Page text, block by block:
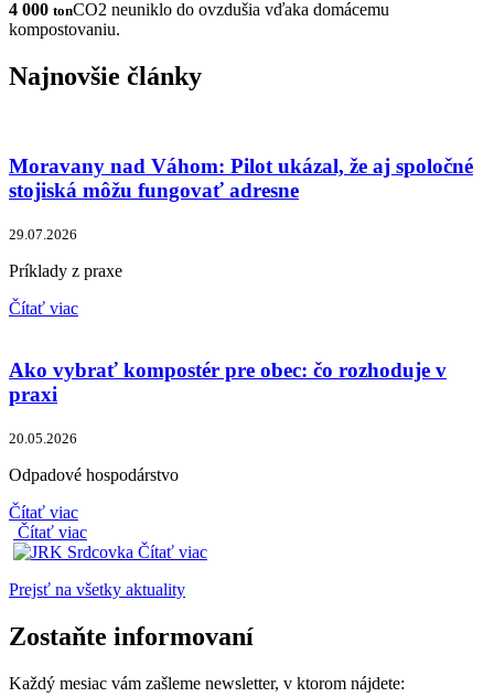
4 000 tonCO2 neuniklo do ovzdušia vďaka domácemu
kompostovaniu.
Najnovšie články
Moravany nad Váhom: Pilot ukázal, že aj spoločné
stojiská môžu fungovať adresne
29.07.2026
Príklady z praxe
Čítať viac
Ako vybrať kompostér pre obec: čo rozhoduje v
praxi
20.05.2026
Odpadové hospodárstvo
Čítať viac
Čítať viac
Čítať viac
Prejsť na všetky aktuality
Zostaňte informovaní
Každý mesiac vám zašleme newsletter, v ktorom nájdete: